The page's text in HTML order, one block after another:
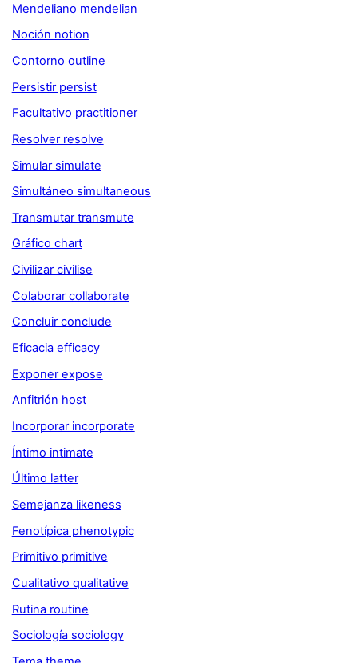
Mendeliano mendelian
Noción notion
Contorno outline
Persistir persist
Facultativo practitioner
Resolver resolve
Simular simulate
Simultáneo simultaneous
Transmutar transmute
Gráfico chart
Civilizar civilise
Colaborar collaborate
Concluir conclude
Eficacia efficacy
Exponer expose
Anfitrión host
Incorporar incorporate
Íntimo intimate
Último latter
Semejanza likeness
Fenotípica phenotypic
Primitivo primitive
Cualitativo qualitative
Rutina routine
Sociología sociology